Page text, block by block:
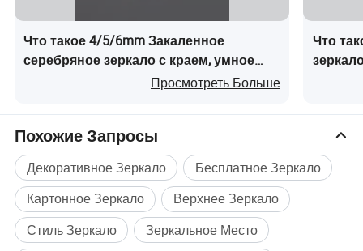
Что такое 4/5/6mm Закаленное
серебряное зеркало с краем, умное
пескоструйное покрытие для
алюминиевой рамки зеркала с LED для
ванной комнаты
Просмотреть Больше
Что
Похожие Запросы
Декоративное Зеркало
Бесплатное Зеркало
Картонное Зеркало
Верхнее Зеркало
Стиль Зеркало
Зеркальное Место